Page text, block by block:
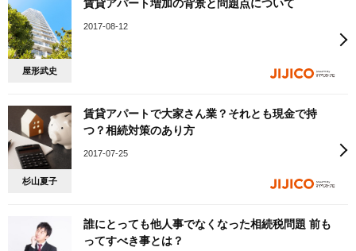
屋形武史
賃貸アパート増加の背景と問題点について
2017-08-12
杉山夏子
賃貸アパートで大家さん業？それとも現金で持
つ？相続対策のあり方
2017-07-25
誰にとっても他人事でなくなった相続税問題 前も
ってすべき事とは？